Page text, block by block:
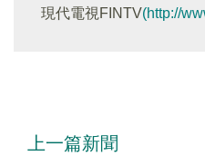
現代電視FINTV(http://
上一篇新聞